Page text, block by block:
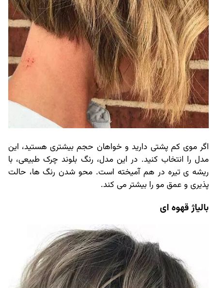
اگر موی کم پشتی دارید و خواهان حجم بیشتری هستید، این
مدل را انتخاب کنید. در این مدل، رنگ بلوند چرک طبیعی، با
ریشه ی تیره در هم آمیخته است. محو شدن رنگ ها، حالت
پذیری و عمق مو را بیشتر می کند.
بالیاژ قهوه ای